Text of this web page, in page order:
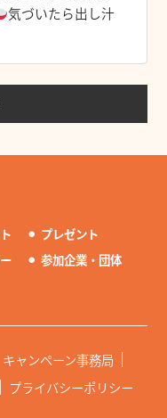
気づいたら出し汁
⚫︎ プレゼント
⚫︎ 参加企業・団体
キャンペーン事務局
プライバシーポリシー